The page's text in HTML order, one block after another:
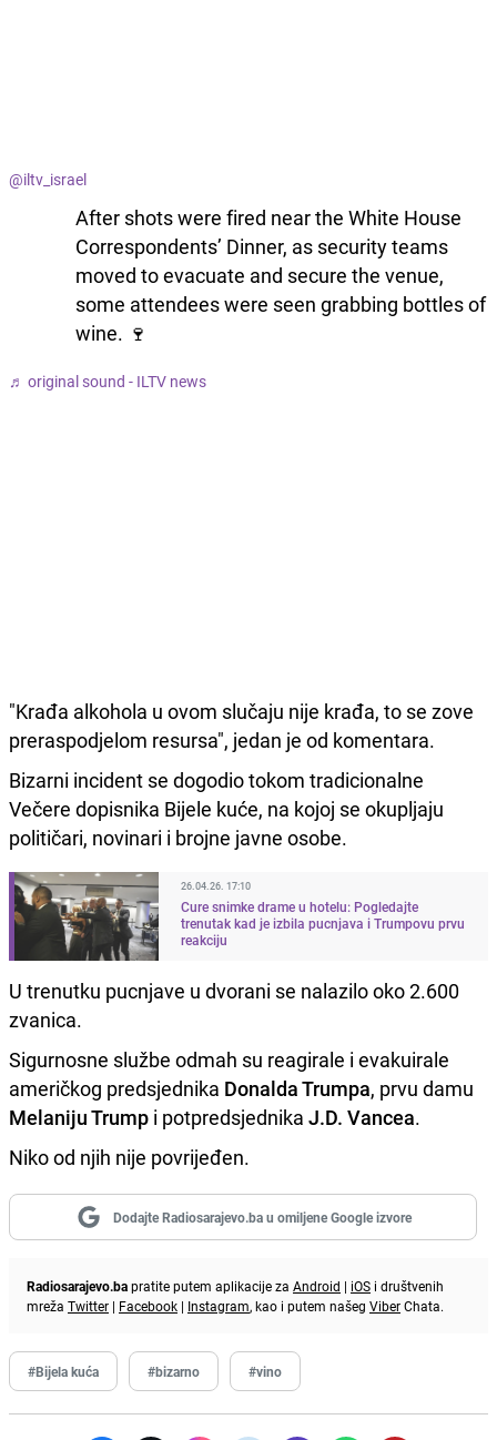
@iltv_israel
After shots were fired near the White House
Correspondents’ Dinner, as security teams
moved to evacuate and secure the venue,
some attendees were seen grabbing bottles of
wine. 🍷
♬ original sound - ILTV news
"Krađa alkohola u ovom slučaju nije krađa, to se zove
preraspodjelom resursa", jedan je od komentara.
Bizarni incident se dogodio tokom tradicionalne
Večere dopisnika Bijele kuće, na kojoj se okupljaju
političari, novinari i brojne javne osobe.
26.04.26. 17:10
Cure snimke drame u hotelu: Pogledajte
trenutak kad je izbila pucnjava i Trumpovu prvu
reakciju
U trenutku pucnjave u dvorani se nalazilo oko 2.600
zvanica.
Sigurnosne službe odmah su reagirale i evakuirale
američkog predsjednika Donalda Trumpa, prvu damu
Melaniju Trump i potpredsjednika J.D. Vancea.
Niko od njih nije povrijeđen.
Dodajte Radiosarajevo.ba u omiljene Google izvore
Radiosarajevo.bapratite putem aplikacije za Android | iOS i društvenih
mreža Twitter | Facebook | Instagram, kao i putem našeg ViberChata.
#Bijela kuća #bizarno #vino